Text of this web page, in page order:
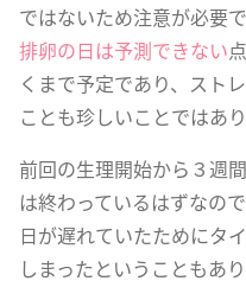
ではないため注意が必要
排卵の日は予測できない
くまで予定であり、スト
ことも珍しいことではあり
前回の生理開始から３週
は終わっているはずなの
日が遅れていたためにタ
しまったということもあり